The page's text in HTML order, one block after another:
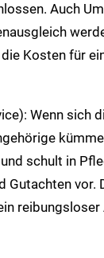
Auch
Kosten für
Wenn sich
schult in
vor.